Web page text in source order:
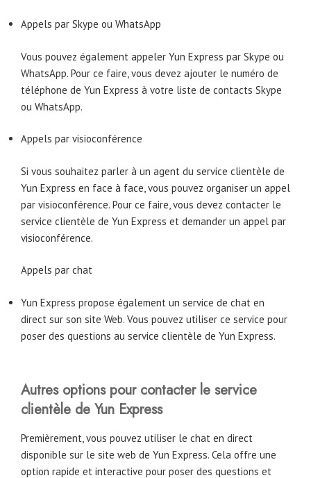
Appels par Skype ou WhatsApp
Vous pouvez également appeler Yun Express par Skype ou
WhatsApp. Pour ce faire, vous devez ajouter le numéro de
téléphone de Yun Express à votre liste de contacts Skype
ou WhatsApp.
Appels par visioconférence
Si vous souhaitez parler à un agent du service clientèle de
Yun Express en face à face, vous pouvez organiser un appel
par visioconférence. Pour ce faire, vous devez contacter le
service clientèle de Yun Express et demander un appel par
visioconférence.
Appels par chat
Yun Express propose également un service de chat en
direct sur son site Web. Vous pouvez utiliser ce service pour
poser des questions au service clientèle de Yun Express.
Autres options pour contacter le service
clientèle de Yun Express
Premièrement, vous pouvez utiliser le chat en direct
disponible sur le site web de Yun Express. Cela offre une
option rapide et interactive pour poser des questions et